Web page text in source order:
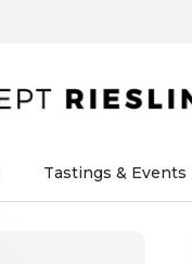
Tastings & Events